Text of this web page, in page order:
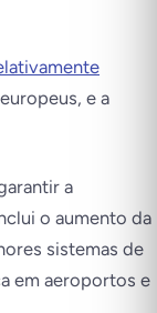
e a
a
o aumento da
sistemas de
em aeroportos e